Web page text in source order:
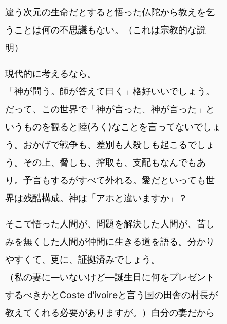
違う次元の生命だとすると悟った仏陀から教えを乞
うことは何の不思議もない。（これは宗教的な説
明）
現代的に考えるなら。
「神が問う。師が答えて曰く」格好いいでしょう。
だって、この世界で「神が言った、神が言った」と
いうものを観ると陸(ろく)なことを言ってないでしょ
う。おかげで戦争も、差別も人殺しも起こるでしょ
う。その上、脅しも、搾取も、支配もなんでもあ
り。予言もするがすべて外れる。愛だといっても世
界は残酷構成。神は「アホと違いますか」？
そこで悟った人間が、問題を解決した人間が、苦し
みを無くした人間が仲間に生きる道を語る。分かり
やすくて、更に、証拠済みでしょう。
（私の妻に―いないけど―誕生日に何をプレゼント
するべきかとCoste d’ivoireと言う国の田舎の村長が
教えてくれる必要がありますが。）自分の妻だから